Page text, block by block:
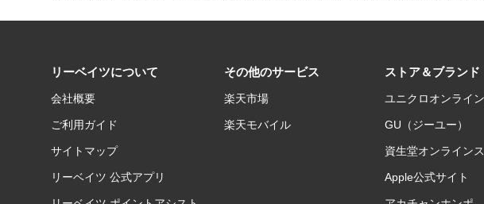
リーベイツについて
会社概要
ご利用ガイド
サイトマップ
リーベイツ 公式アプリ
その他のサービス
楽天市場
楽天モバイル
ストア＆ブランド
ユニクロオンライ
GU（ジーユー）
資生堂オンライン
Apple公式サイト